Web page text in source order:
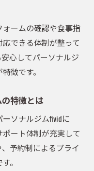
サポート体制
適なメニュー提
フォーム習得術
しいフォームの重
指導内容を紹介
による丁寧なサ
ームの確認や食事指
できる体制が整って
心してパーソナルジ
徴です。
特徴とは
ソナルジムfividに
ート体制が充実して
予約制によるプライ
。